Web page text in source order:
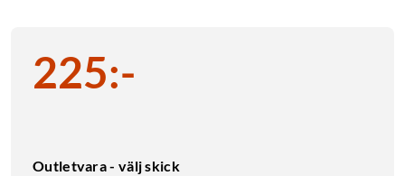
225:-
Outletvara - välj skick